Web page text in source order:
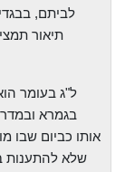
לביתם,
תיאור
ל"ג בעומר
בגמרא
אותו כביום שבו
שלא להתענות